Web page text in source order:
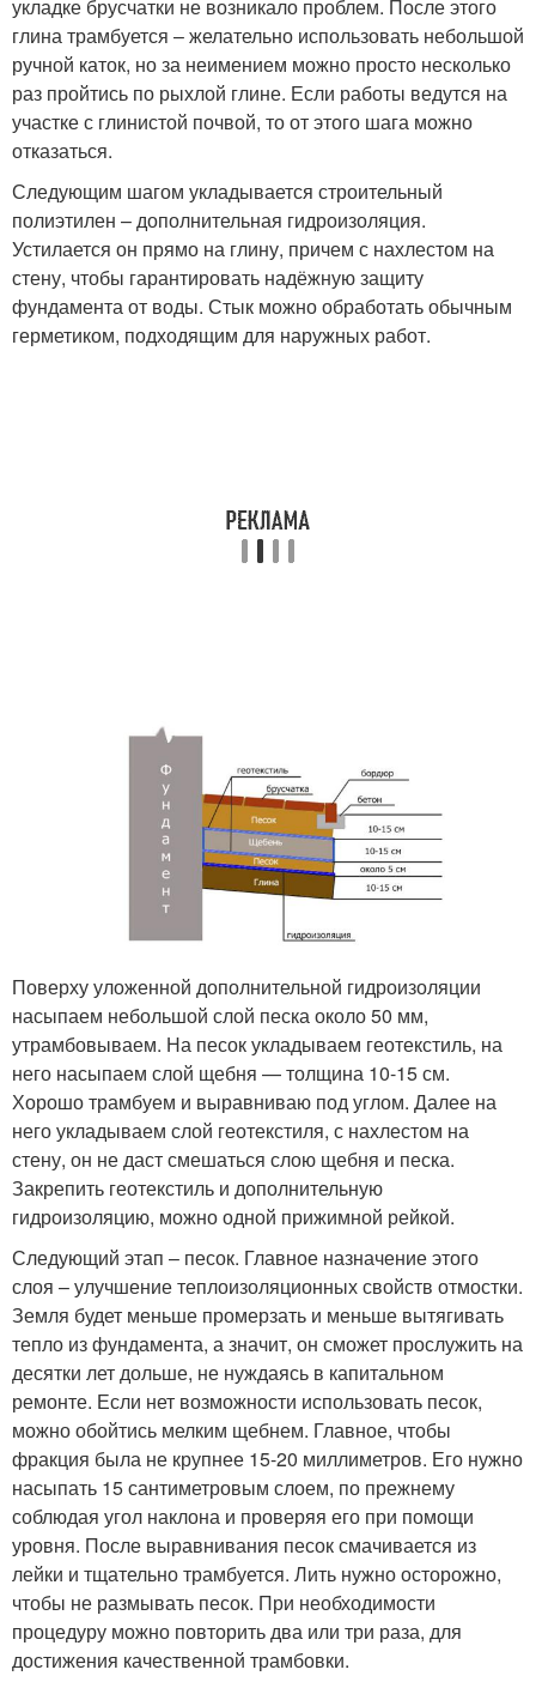
укладке брусчатки не возникало проблем. После этого
глина трамбуется – желательно использовать небольшой
ручной каток, но за неимением можно просто несколько
раз пройтись по рыхлой глине. Если работы ведутся на
участке с глинистой почвой, то от этого шага можно
отказаться.
Следующим шагом укладывается строительный
полиэтилен – дополнительная гидроизоляция.
Устилается он прямо на глину, причем с нахлестом на
стену, чтобы гарантировать надёжную защиту
фундамента от воды. Стык можно обработать обычным
герметиком, подходящим для наружных работ.
Поверху уложенной дополнительной гидроизоляции
насыпаем небольшой слой песка около 50 мм,
утрамбовываем. На песок укладываем геотекстиль, на
него насыпаем слой щебня — толщина 10-15 см.
Хорошо трамбуем и выравниваю под углом. Далее на
него укладываем слой геотекстиля, с нахлестом на
стену, он не даст смешаться слою щебня и песка.
Закрепить геотекстиль и дополнительную
гидроизоляцию, можно одной прижимной рейкой.
Следующий этап – песок. Главное назначение этого
слоя – улучшение теплоизоляционных свойств отмостки.
Земля будет меньше промерзать и меньше вытягивать
тепло из фундамента, а значит, он сможет прослужить на
десятки лет дольше, не нуждаясь в капитальном
ремонте. Если нет возможности использовать песок,
можно обойтись мелким щебнем. Главное, чтобы
фракция была не крупнее 15-20 миллиметров. Его нужно
насыпать 15 сантиметровым слоем, по прежнему
соблюдая угол наклона и проверяя его при помощи
уровня. После выравнивания песок смачивается из
лейки и тщательно трамбуется. Лить нужно осторожно,
чтобы не размывать песок. При необходимости
процедуру можно повторить два или три раза, для
достижения качественной трамбовки.